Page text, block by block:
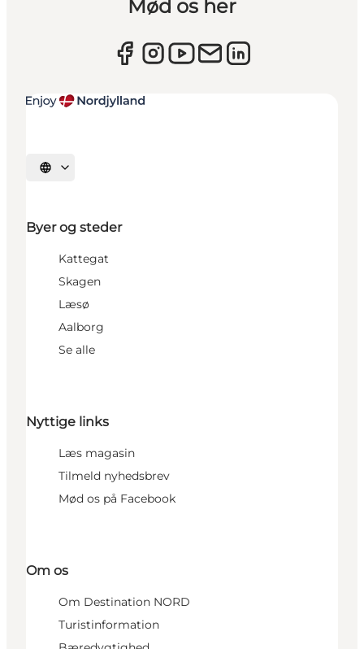
Mød os her
Vælg sprog
Byer og steder
Kattegat
Skagen
Læsø
Aalborg
Se alle
Nyttige links
Læs magasin
Tilmeld nyhedsbrev
Mød os på Facebook
Om os
Om Destination NORD
Turistinformation